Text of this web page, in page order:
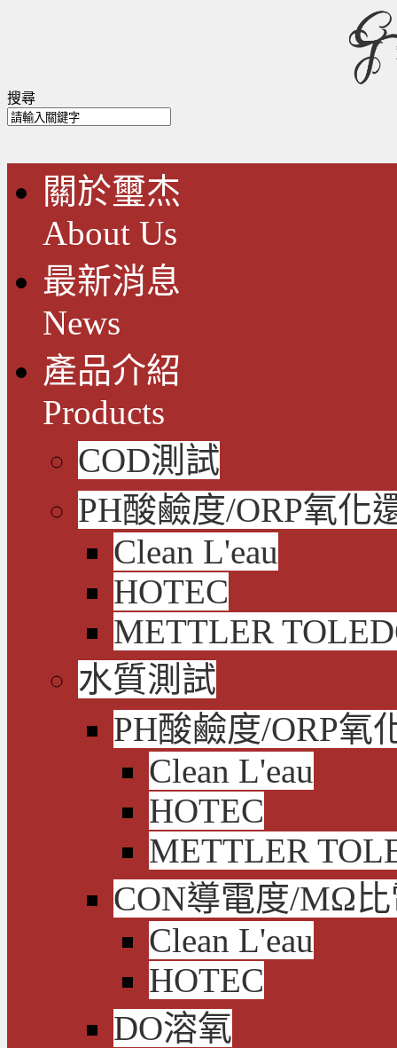
搜尋
關於璽杰
About Us
最新消息
News
產品介紹
Products
COD測試
PH酸鹼度/ORP氧化
Clean L'eau
HOTEC
METTLER
水質測試
PH酸鹼度/ORP氧
Clean L'eau
HOTEC
METTLER
CON導電度/MΩ
Clean L'eau
HOTEC
DO溶氧